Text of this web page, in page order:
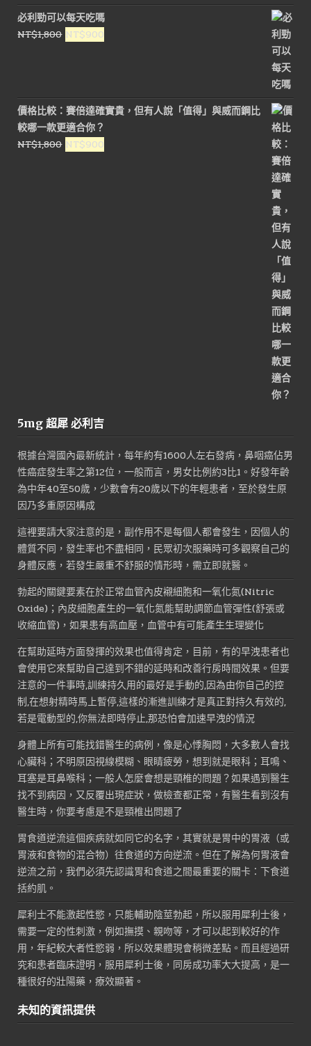
必利勁可以每天吃嗎
NT$1,800 原
NT$1,800。
NT$900
NT$900。
價格比較：賽倍達確實貴，但有人說「值得」與威而鋼比
較哪一款更適合你？
NT$1,800 原
NT$900
5mg 超犀 必利吉
根據台灣國內最新統計，每年約有1600人左右發病，鼻咽癌佔男
性癌症發生率之第12位，一般而言，男女比例約3比1。好發年齡
為中年40至50歲，少數會有20歲以下的年輕患者，至於發生原
因乃多重原因構成
這裡要請大家注意的是，副作用不是每個人都會發生，因個人的
體質不同，發生率也不盡相同，民眾初次服藥時可多觀察自己的
身體反應，若發生嚴重不舒服的情形時，需立即就醫。
勃起的關鍵要素在於正常血管內皮襯細胞和一氧化氮(Nitric
Oxide)；內皮細胞產生的一氧化氮能幫助調節血管彈性(舒張或
收縮血管)，如果患有高血壓，血管中有可能產生生理變化
在幫助延時方面發揮的效果也值得肯定，目前，有的早洩患者也
會使用它來幫助自己達到不錯的延時和改善行房時間效果。但要
注意的一件事時,訓練持久用的最好是手動的,因為由你自己的控
制,在想射精時馬上暫停,這樣的漸進訓練才是真正對持久有效的,
若是電動型的,你無法即時停止,那恐怕會加速早洩的情況
身體上所有可能找錯醫生的病例，像是心悸胸悶，大多數人會找
心臟科；不明原因視線模糊、眼睛疲勞，想到就是眼科；耳鳴、
耳塞是耳鼻喉科；一般人怎麼會想是頸椎的問題？如果遇到醫生
找不到病因，又反覆出現症狀，做檢查都正常，有醫生看到沒有
醫生時，你要考慮是不是頸椎出問題了
胃食道逆流這個疾病就如同它的名字，其實就是胃中的胃液（或
胃液和食物的混合物）往食道的方向逆流。但在了解為何胃液會
逆流之前，我們必須先認識胃和食道之間最重要的關卡：下食道
括約肌。
犀利士不能激起性慾，只能輔助陰莖勃起，所以服用犀利士後，
需要一定的性刺激，例如撫摸、親吻等，才可以起到較好的作
用，年紀較大者性慾弱，所以效果體現會稍微差點。而且經過研
究和患者臨床證明，服用犀利士後，同房成功率大大提高，是一
種很好的壯陽藥，療效顯著。
未知的資訊提供